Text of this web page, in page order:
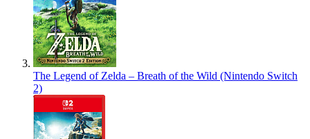
The Legend of Zelda – Breath of the Wild (Nintendo Switch
2)